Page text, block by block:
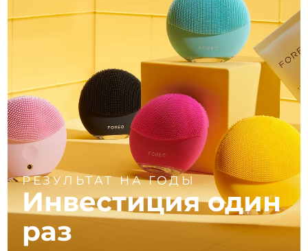
РЕЗУЛЬТАТ НА ГОДЫ
Инвестиция один
раз